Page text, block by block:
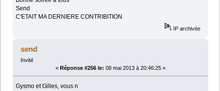
Send
C'ETAIT MA DERNIERE CONTRIBITION
IP archivée
send
Invité
« Réponse #256 le: 08 mai 2013 à 20:46:25 »
Gysmo et Gilles, vous n